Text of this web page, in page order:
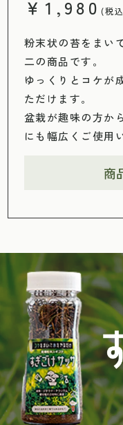
￥1,980 (税
粉末状の苔をまい
二の商品です。
ゆっくりとコケが
ただけます。
盆栽が趣味の方か
にも幅広くご使用
商